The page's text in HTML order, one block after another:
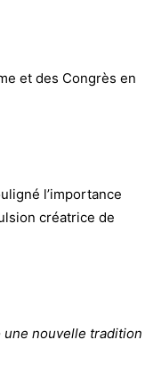
et des Congrès en
l’importance
créatrice de
nouvelle tradition